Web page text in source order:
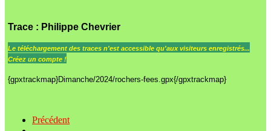
Trace : Philippe Chevrier
Le téléchargement des traces n'est accessible qu'aux visiteurs enregistrés...
Créez un compte !
{gpxtrackmap}Dimanche/2024/rochers-fees.gpx{/gpxtrackmap}
Précédent